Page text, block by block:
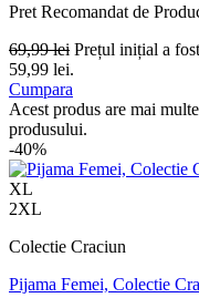
Pret Recomandat de
69,99lei Prețul inițial a
59,99 lei.
Cumpara
Acest produs are mai
produsului.
-40%
XL
2XL
Colectie Craciun
Pijama Femei, Colectie